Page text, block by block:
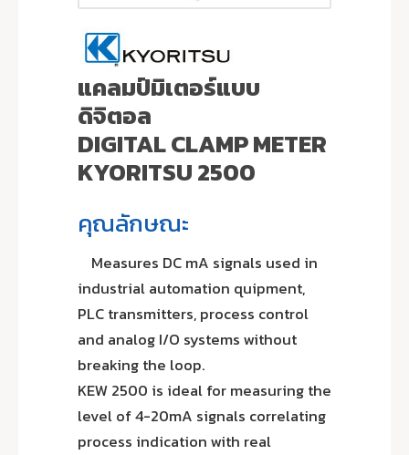
แคลมป์มิเตอร์แบบ
ดิจิตอล
DIGITAL CLAMP METER
KYORITSU 2500
คุณลักษณะ
Measures DC mA signals used in
industrial automation quipment,
PLC transmitters, process control
and analog I/O systems without
breaking the loop.
KEW 2500 is ideal for measuring the
level of 4-20mA signals correlating
process indication with real